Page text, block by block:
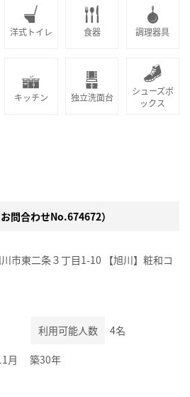
洋式トイレ 食器 調理器具
キッチン 独立洗面台
シューズボ
ックス
問合わせNo.674672）
市東二条３丁目1-10 【旭川】粧和コ
利用可能人数 4名
月 築30年